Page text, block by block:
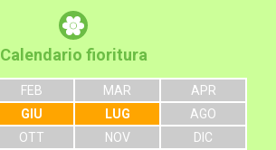
Calendario fioritura
FEB MAR
APR
GIU LUG
AGO
OTT NOV DIC